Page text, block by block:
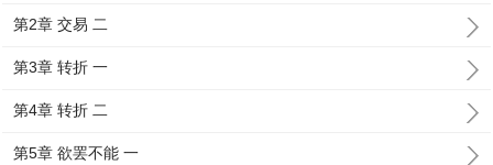
第2章 交易 二
第3章 转折 一
第4章 转折 二
第5章 欲罢不能 一